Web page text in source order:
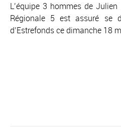
L’équipe 3 hommes de
Régionale 5 est assuré se
d’Estrefonds ce dimanche 18